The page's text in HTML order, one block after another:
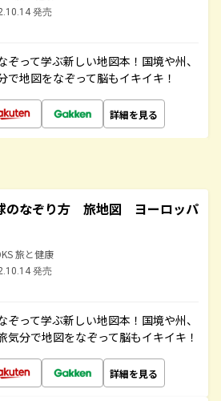
発売
って学ぶ新しい地図本！国境や州、
で地図をなぞって脳もイキイキ！
詳細を見る
のなぞり方 旅地図 ヨーロッパ
旅と健康
発売
って学ぶ新しい地図本！国境や州、
気分で地図をなぞって脳もイキイキ！
詳細を見る